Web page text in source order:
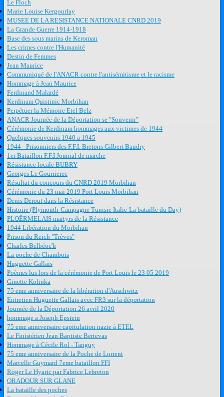
Le Floch
Marie Louise Kergourlay
MUSEE DE LA RESISTANCE NATIONALE CNRD 2019
La Grande Guerre 1914-1918
Base des sous marins de Keroman
Les crimes contre l'Humanité
Destin de Femmes
Jean Maurice
Communiqué de l'ANACR contre l'antisémitisme et le racisme
Hommage à Jean Maurice
Ferdinand Malardé
Kerdinam Quistinic Morbihan
Perpétuer la Mémoire Etel Belz
ANACR Journée de la Déportation se "Souvenir"
Cérémonie de Kerdinam hommages aux victimes de 1944
Quelques souvenirs 1940 a 1945
1944 - Prisonniers des F.F.I. Bretons Gilbert Baudry
1er Bataillon F.F.I Journal de marche
Résistance locale BUBRY
Georges Le Gourrierec
Résultat du concours du CNRD 2019 Morbihan
Cérémonie du 23 mai 2019 Port Louis Morbihan
Denis Derout dans la Résistance
Histoire (Plymouth-Campagne Tunisie Italie-La bataille du Day)
PLOËRMELAIS martyrs de la Résistance
1944 Libération du Morbihan
Prison du Reich "Trèves"
Charles Belbéoc'h
La poche de Chambois
Huguette Gallais
Poèmes lus lors de la cérémonie de Port Louis le 23 05 2019
Ginette Kolinka
75 eme anniversaire de la libération d'Auschwitz
Entretien Huguette Gallais avec FR3 sur la déportation
Journée de la Déportation 26 avril 2020
hommage a Joseph Epstein
75 eme anniversaire capitulation nazie à ETEL
Le Finistérien Jean Baptiste Bertevas
Hommage à Cécile Rol - Tanguy
75 eme anniversaire de la Poche de Lorient
Marcelle Guymard 7eme bataillon FFI
Roger Le Hyaric par Fabrice Lebreton
ORADOUR SUR GLANE
La bataille des poches